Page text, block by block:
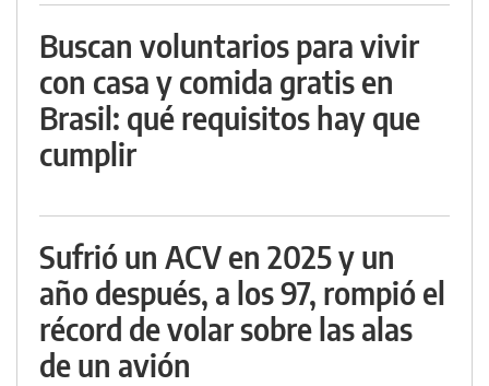
Buscan voluntarios para vivir
con casa y comida gratis en
Brasil: qué requisitos hay que
cumplir
Sufrió un ACV en 2025 y un
año después, a los 97, rompió el
récord de volar sobre las alas
de un avión